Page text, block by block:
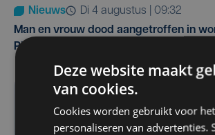
Nieuws
di 4 augustus | 09:32
Man en vrouw dood aangetroffen in
Pieters Brugge
Deze website maakt
van cookies.
Cookies worden gebruikt voor het
personaliseren van advertenties.